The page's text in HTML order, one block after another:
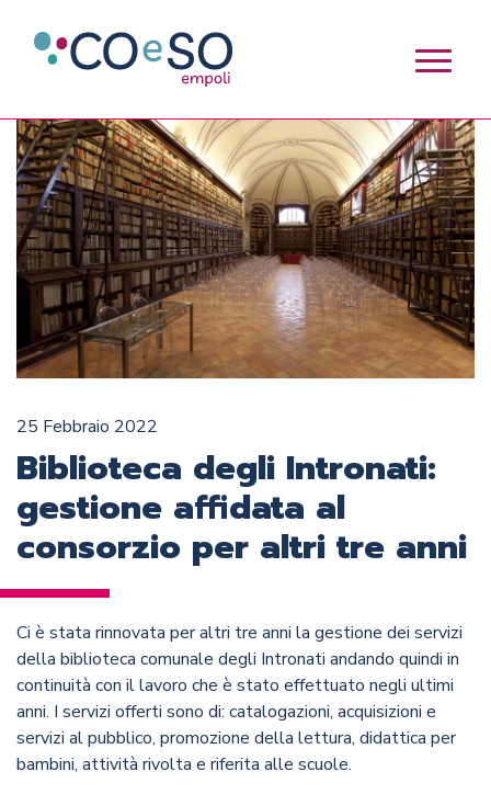
25 Febbraio 2022
Biblioteca degli Intronati:
gestione affidata al
consorzio per altri tre anni
Ci è stata rinnovata per altri tre anni la gestione dei servizi
della biblioteca comunale degli Intronati andando quindi in
continuità con il lavoro che è stato effettuato negli ultimi
anni. I servizi offerti sono di: catalogazioni, acquisizioni e
servizi al pubblico, promozione della lettura, didattica per
bambini, attività rivolta e riferita alle scuole.